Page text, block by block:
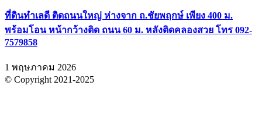
ที่ดินทำเลดี ติดถนนใหญ่ ห่างจาก ถ.ชัยพฤกษ์ เพียง 400 ม.
พร้อมโอน หน้ากว้างติด ถนน 60 ม. หลังติดคลองสวย โทร 092-
7579858
1 พฤษภาคม 2026
© Copyright 2021-2025